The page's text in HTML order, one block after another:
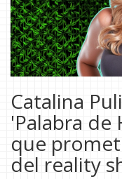
Catalina
'Palabra de
que
del reality